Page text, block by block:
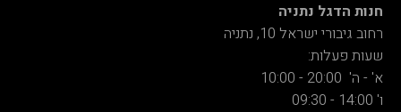
חנות הדגל נתניה
רחוב גיבורי ישראל 10, נתניה
שעות פעלות:
א' - ה' 20:00 - 10:00
ו' 14:00 - 09:30